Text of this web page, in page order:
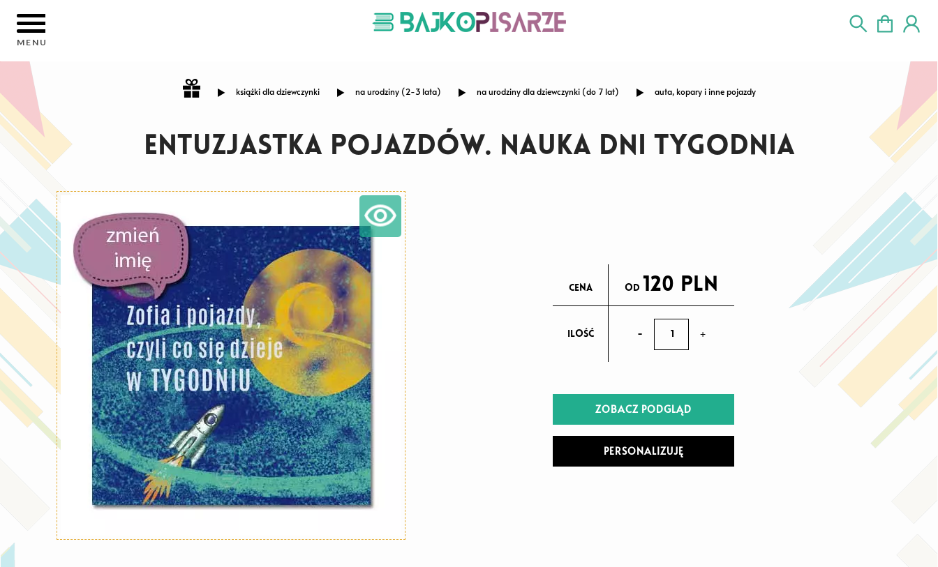
MENU
książki dla dziewczynki na urodziny (2-3 lata) na urodziny dla dziewczynki (do 7 lat) auta, kopary i inne pojazdy
Entuzjastka pojazdów. Nauka dni tygodnia
cena od 120 pln
ilość - +
ZOBACZ PODGLĄD
PERSONALIZUJĘ